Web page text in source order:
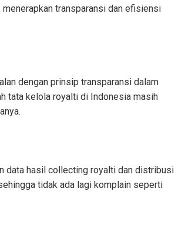
transparansi dan efisiensi
dengan prinsip transparansi dalam
tata kelola royalti di Indonesia masih
data hasil collecting royalti dan distribusi
tidak ada lagi komplain seperti